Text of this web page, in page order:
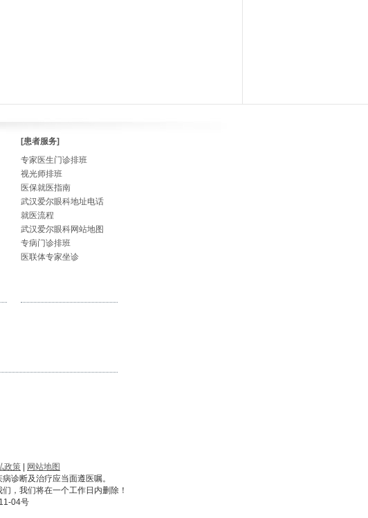
[患者服务]
专家医生门诊排班
视光师排班
医保就医指南
武汉爱尔眼科地址电话
就医流程
武汉爱尔眼科网站地图
专病门诊排班
医联体专家坐诊
政策
网站地图
诊断及治疗应当面遵医嘱。
，我们将在一个工作日内删除！
04号